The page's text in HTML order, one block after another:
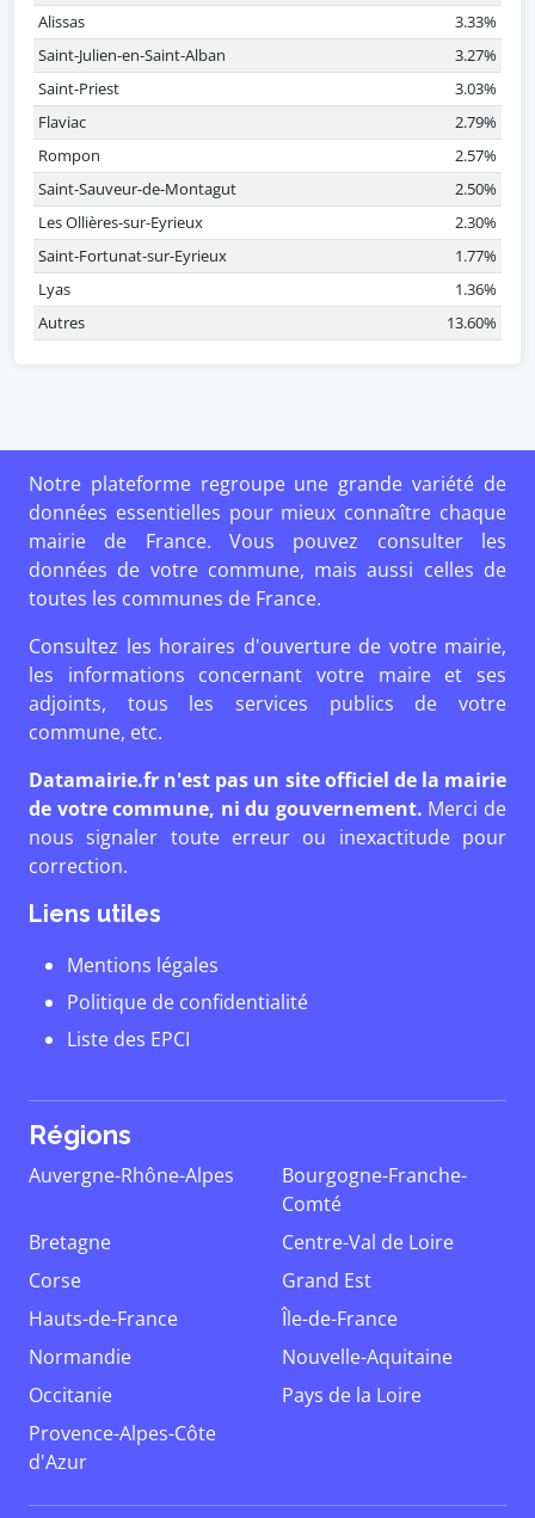
Alissas
3.33%
Saint-Julien-en-Saint-Alban
3.27%
Saint-Priest
3.03%
Flaviac
2.79%
Rompon
2.57%
Saint-Sauveur-de-Montagut
2.50%
Les Ollières-sur-Eyrieux
2.30%
Saint-Fortunat-sur-Eyrieux
1.77%
Lyas
1.36%
Autres
13.60%
Notre plateforme regroupe une grande variété de
données essentielles pour mieux connaître chaque
mairie de France. Vous pouvez consulter les
données de votre commune, mais aussi celles de
toutes les communes de France.
Consultez les horaires d'ouverture de votre mairie,
les informations concernant votre maire et ses
adjoints, tous les services publics de votre
commune, etc.
Datamairie.fr n'est pas un site officiel de la mairie
de votre commune, ni du gouvernement. Merci de
nous signaler toute erreur ou inexactitude pour
correction.
Liens utiles
Mentions légales
Politique de confidentialité
Liste des EPCI
Régions
Auvergne-Rhône-Alpes
Bourgogne-Franche-
Comté
Bretagne
Centre-Val de Loire
Corse
Grand Est
Hauts-de-France
Île-de-France
Normandie
Nouvelle-Aquitaine
Occitanie
Pays de la Loire
Provence-Alpes-Côte
d'Azur